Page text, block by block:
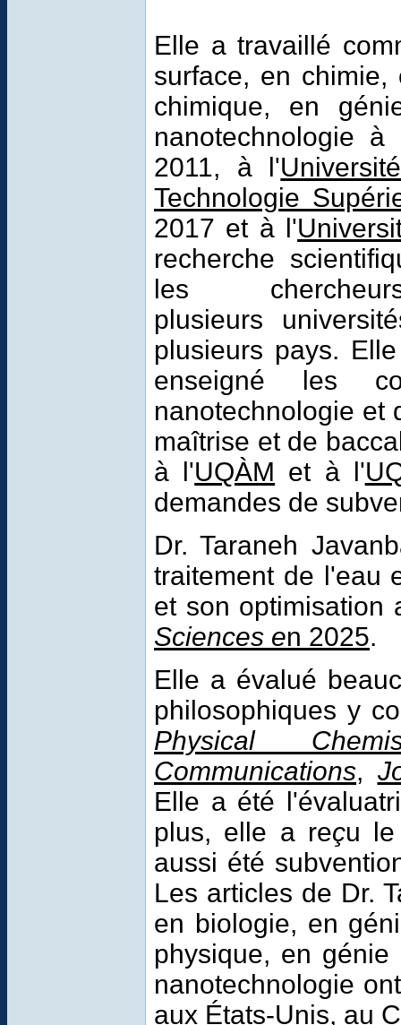
Elle a travaillé
surface, en
chimique, en
nanotechnologie à
2011, à l'
Technologie
2017 et à l'
recherche
les
plusieurs
plusieurs pays.
enseigné les
nanotechnologie et
maîtrise et de
à l'UQÀM et à l'
demandes de
Dr. Taraneh
traitement de l'eau
et son
Sciences en 2025.
Elle a évalué
philosophiques y
Physical
Communications,
Elle a été
plus, elle a reçu le
aussi été
Les articles de Dr.
en biologie, en
physique, en
nanotechnologie
aux États-Unis, au